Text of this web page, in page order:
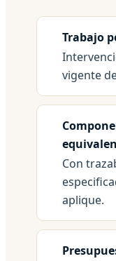
Trabajo
vigente
Con
aplique.